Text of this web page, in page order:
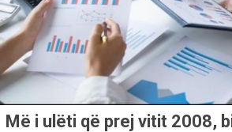
Më i ulëti që prej vitit 2008,